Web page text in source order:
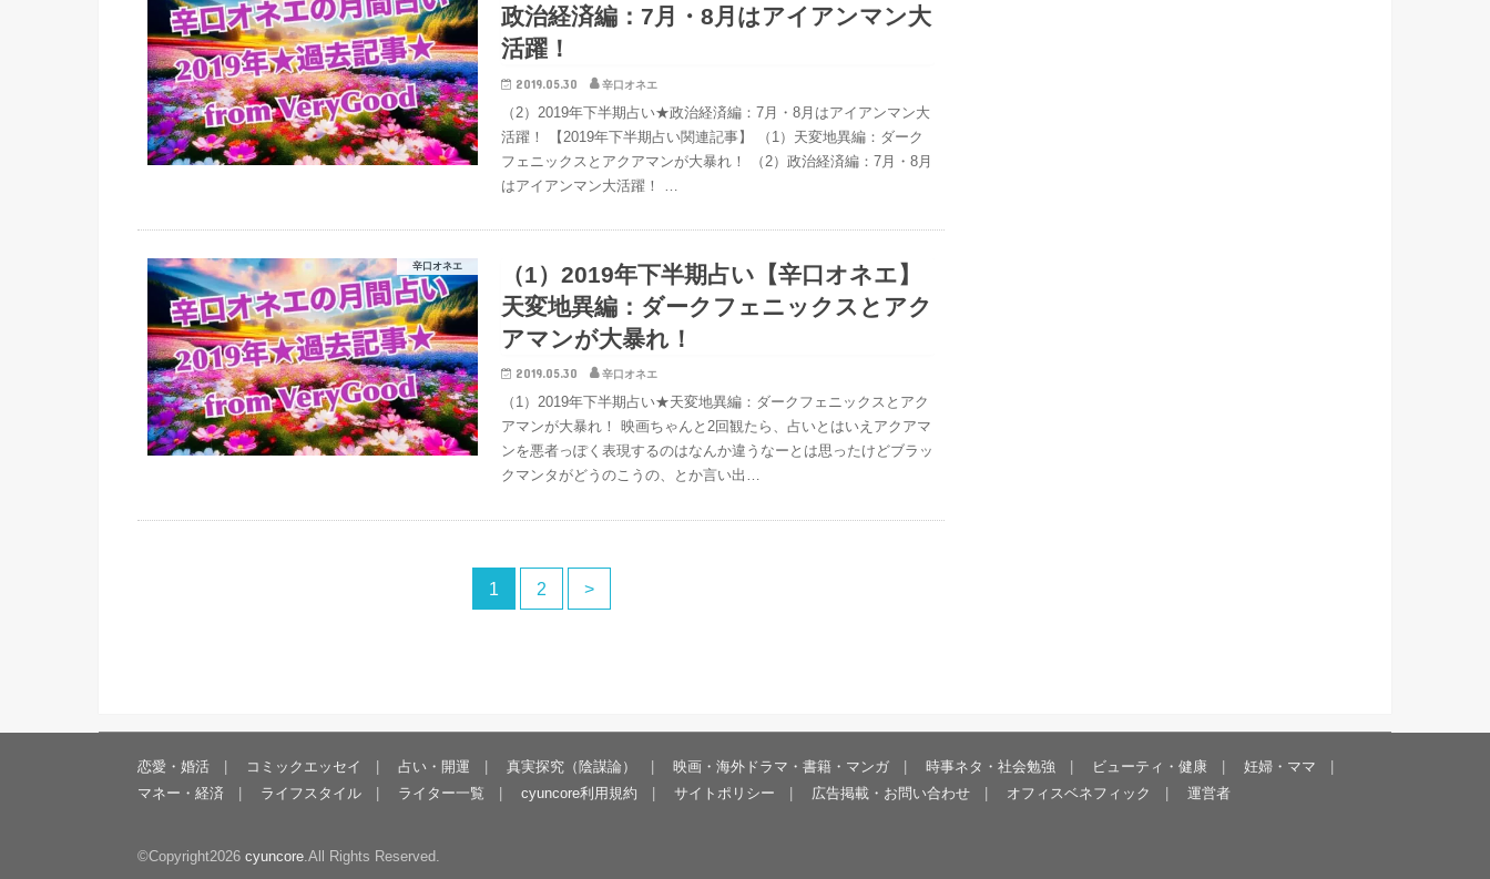
政治経済編：7月・8月はアイアンマン大
活躍！
2019.05.30 辛口オネエ
（2）2019年下半期占い★政治経済編：7月・8月はアイアンマン大
活躍！ 【2019年下半期占い関連記事】 （1）天変地異編：ダーク
フェニックスとアクアマンが大暴れ！ （2）政治経済編：7月・8月
はアイアンマン大活躍！ …
辛口オネエ
（1）2019年下半期占い【辛口オネエ】
天変地異編：ダークフェニックスとアク
アマンが大暴れ！
2019.05.30 辛口オネエ
（1）2019年下半期占い★天変地異編：ダークフェニックスとアク
アマンが大暴れ！ 映画ちゃんと2回観たら、占いとはいえアクアマ
ンを悪者っぽく表現するのはなんか違うなーとは思ったけどブラッ
クマンタがどうのこうの、とか言い出…
1 2 >
恋愛・婚活 コミックエッセイ 占い・開運 真実探究（陰謀論） 映画・海外ドラマ・書籍・マンガ 時事ネタ・社会勉強 ビューティ・健康
妊婦・ママ
マネー・経済
ライフスタイル ライター一覧 cyuncore利用規約 サイトポリシー 広告掲載・お問い合わせ オフィスベネフィック 運営者
©Copyright2026 cyuncore.All Rights Reserved.